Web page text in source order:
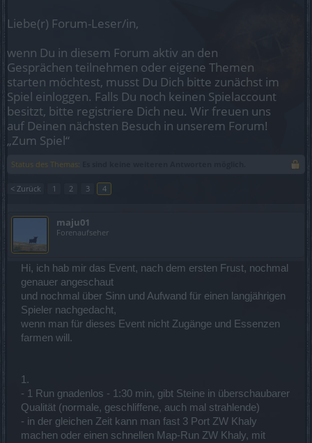
Liebe(r) Forum-Leser/in,
wenn Du in diesem Forum aktiv an den
Gesprächen teilnehmen oder eigene Themen
starten möchtest, musst Du Dich bitte zunächst im
Spiel einloggen. Falls Du noch keinen Spielaccount
besitzt, bitte registriere Dich neu. Wir freuen uns
auf Deinen nächsten Besuch in unserem Forum!
„Zum Spiel“
Status des Themas:
< Zurück 1 2 3 4
maju01
Forenaufseher
Hi, ich hab mir das Event, nach dem ersten Frust, nochmal
genauer angeschaut
und nochmal über Sinn und Aufwand für einen langjährigen
Spieler nachgedacht,
wenn man für dieses Event nicht Zugänge und Essenzen
farmen will.
1.
- 1 Run gnadenlos - 1:30 min, gibt Steine in überschaubarer
Qualität (normale, geschliffene, auch mal strahlende)
- in der gleichen Zeit kann man fast 3 Port ZW Khaly
machen oder einen schnellen Map-Run ZW Khaly, mit